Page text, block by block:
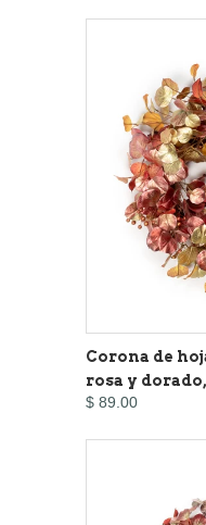
Corona de
rosa y
$ 89.00